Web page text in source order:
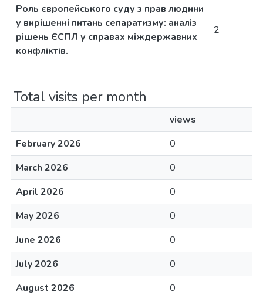
Роль європейського суду з прав людини
у вирішенні питань сепаратизму: аналіз
рішень ЄСПЛ у справах міждержавних
конфліктів.
2
Total visits per month
views
February 2026
0
March 2026
0
April 2026
0
May 2026
0
June 2026
0
July 2026
0
August 2026
0